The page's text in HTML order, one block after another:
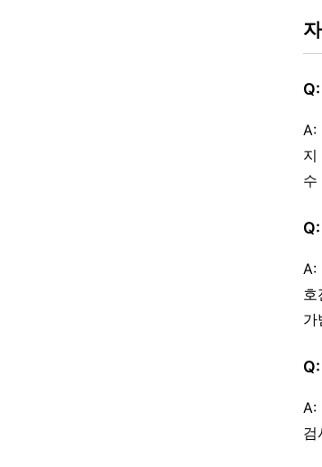
A:
지
수
A:
호
가
A:
검